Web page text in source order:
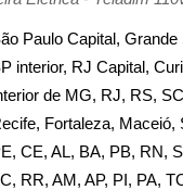
Paulo Capital, Grande
interior, RJ Capital,
de MG, RJ, RS,
Fortaleza,
CE, AL, BA, PB, RN,
RR, AM, AP, PI, PA,